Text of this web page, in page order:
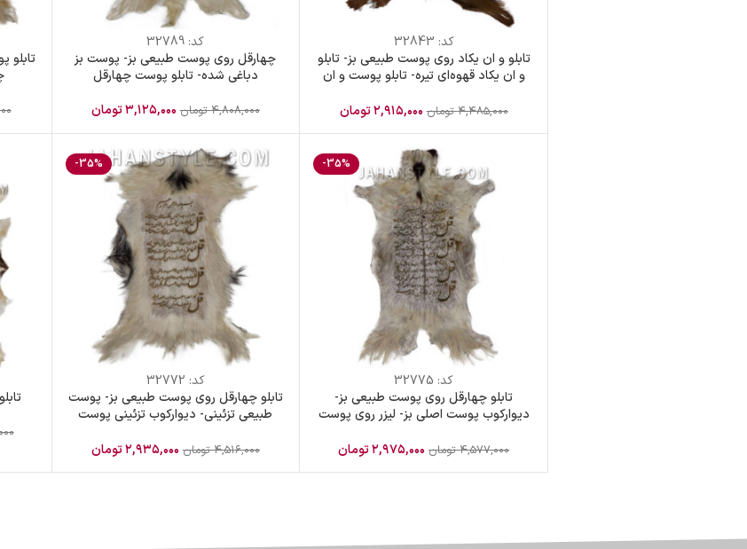
کد: 32843
تابلو و ان یکاد روی پوست طبیعی بز- تابلو
و ان یکاد قهوه‌ای تیره- تابلو پوست و ان
۴,۴۸۵,۰۰۰ تومان ۲,۹۱۵,۰۰۰تومان
کد: 32789
چهارقل روی پوست طبیعی بز- پوست بز
دباغی شده- تابلو پوست چهارقل
۴,۸۰۸,۰۰۰ تومان ۳,۱۲۵,۰۰۰تومان
-35%
کد: 32775
تابلو چهارقل روی پوست طبیعی بز-
دیوارکوب پوست اصلی بز- لیزر روی پوست
۴,۵۷۷,۰۰۰ تومان ۲,۹۷۵,۰۰۰تومان
-35%
کد: 32772
تابلو چهارقل روی پوست طبیعی بز- پوست
طبیعی تزئینی- دیوارکوب تزئینی پوست
۴,۵۱۶,۰۰۰ تومان ۲,۹۳۵,۰۰۰تومان